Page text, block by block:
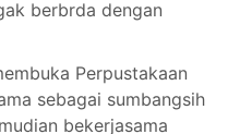
berbrda dengan
Perpustakaan
sebagai sumbangsih
bekerjasama